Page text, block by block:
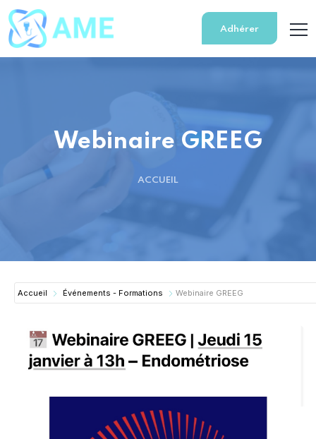
Adhérer
Webinaire GREEG
ACCUEIL
Accueil Événements - Formations Webinaire GREEG